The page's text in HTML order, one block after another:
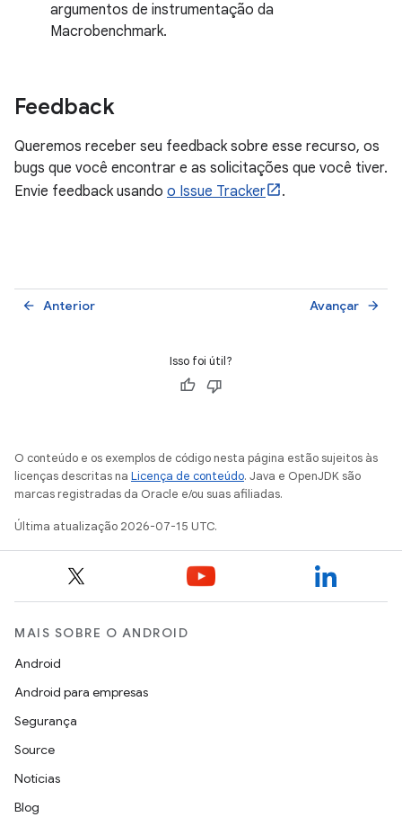
argumentos de instrumentação da
Macrobenchmark.
Feedback
Queremos receber seu feedback sobre esse recurso, os
bugs que você encontrar e as solicitações que você tiver.
Envie feedback usando o Issue Tracker .
Anterior
arrow_back Avançar arrow_forward
Isso foi útil?
O conteúdo e os exemplos de código nesta página estão sujeitos às
licenças descritas na Licença de conteúdo. Java e OpenJDK são
marcas registradas da Oracle e/ou suas afiliadas.
Última atualização 2026-07-15 UTC.
MAIS SOBRE O ANDROID
Android
Android para empresas
Segurança
Source
Notícias
Blog